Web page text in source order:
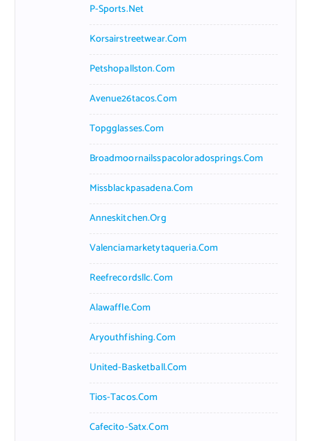
P-Sports.net
Korsairstreetwear.com
Petshopallston.com
Avenue26tacos.com
Topgglasses.com
Broadmoornailsspacoloradosprings.com
Missblackpasadena.com
Anneskitchen.org
Valenciamarketytaqueria.com
Reefrecordsllc.com
Alawaffle.com
Aryouthfishing.com
United-Basketball.com
Tios-Tacos.com
Cafecito-Satx.com